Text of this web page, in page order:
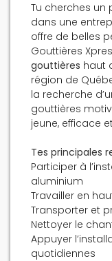
Tu cherches un
dans une
offre de belles
Gouttières
gouttières haut
région de
la recherche
gouttières
jeune, efficace
Tes principales
Participer à
aluminium
Travailler en
Transporter et
Nettoyer le
Appuyer
quotidiennes